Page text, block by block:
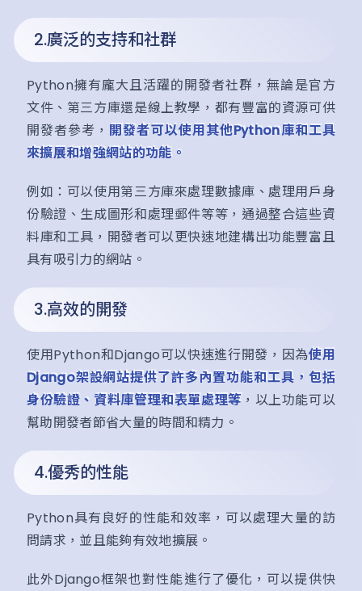
2.廣泛的支持和社群
Python擁有龐大且活躍的開發者社群，無論是官方
文件、第三方庫還是線上教學，都有豐富的資源可供
開發者參考， 開發者可以使用其他Python庫和工具
來擴展和增強網站的功能。
例如：可以使用第三方庫來處理數據庫、處理用戶身
份驗證、生成圖形和處理郵件等等，通過整合這些資
料庫和工具，開發者可以更快速地建構出功能豐富且
具有吸引力的網站。
3.高效的開發
使用Python和Django可以快速進行開發，因為使用
Django架設網站提供了許多內置功能和工具，包括
身份驗證、資料庫管理和表單處理等，以上功能可以
幫助開發者節省大量的時間和精力。
4.優秀的性能
Python具有良好的性能和效率，可以處理大量的訪
問請求，並且能夠有效地擴展。
此外Django框架也對性能進行了優化，可以提供快